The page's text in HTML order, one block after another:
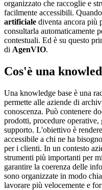
organizzato che raccoglie e
facilmente accessibili.
artificiale diventa ancora più
consultarla automaticamente
contestuali. Ed è su questo
di AgenVIO.
Cos'è una
Una knowledge base è una
permette alle aziende di
conoscenza. Può contenere
prodotti, procedure
supporto. L'obiettivo è
accessibile a chi ne ha
per i clienti. In un contesto
strumenti più importanti per
garantire la coerenza delle
sono organizzate in modo
lavorare più velocemente e